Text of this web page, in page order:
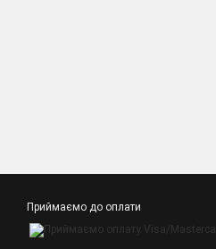
Приймаємо до оплати